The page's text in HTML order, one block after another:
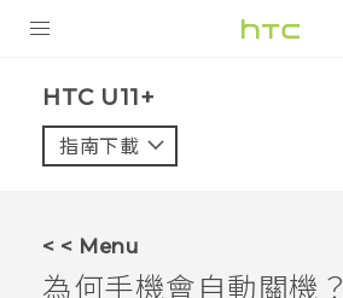
VIVE
HTC U11+‎
指南下載
< < Menu
為何手機會自動關機？